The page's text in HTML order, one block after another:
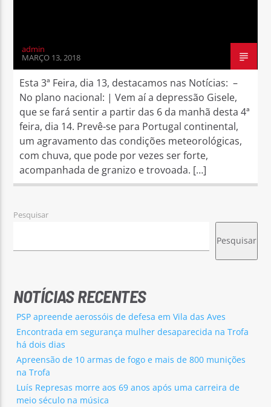
admin
MARÇO 13, 2018
Esta 3ª Feira, dia 13, destacamos nas Notícias: –
No plano nacional: | Vem aí a depressão Gisele,
que se fará sentir a partir das 6 da manhã desta 4ª
feira, dia 14. Prevê-se para Portugal continental,
um agravamento das condições meteorológicas,
com chuva, que pode por vezes ser forte,
acompanhada de granizo e trovoada. […]
Pesquisar
Pesquisar
NOTÍCIAS RECENTES
PSP apreende aerossóis de defesa em Vila das Aves
Encontrada em segurança mulher desaparecida na Trofa
há dois dias
Apreensão de 10 armas de fogo e mais de 800 munições
na Trofa
Luís Represas morre aos 69 anos após uma carreira de
meio século na música